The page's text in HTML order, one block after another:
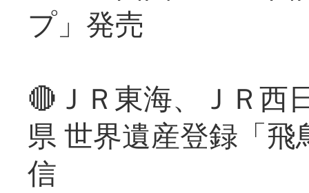
プ」発売
🔴ＪＲ東海、ＪＲ西
県 世界遺産登録「
信